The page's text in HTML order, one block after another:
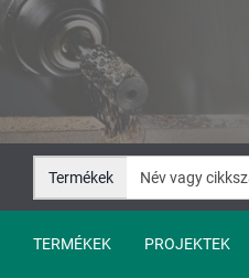
Ugrás
tartalomhoz
Ugrás
navigációhoz
Termékek
TERMÉKEK PROJEKTEK